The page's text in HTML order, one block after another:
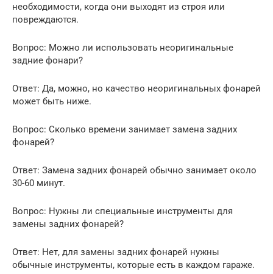
необходимости, когда они выходят из строя или
повреждаются.
Вопрос: Можно ли использовать неоригинальные
задние фонари?
Ответ: Да, можно, но качество неоригинальных фонарей
может быть ниже.
Вопрос: Сколько времени занимает замена задних
фонарей?
Ответ: Замена задних фонарей обычно занимает около
30-60 минут.
Вопрос: Нужны ли специальные инструменты для
замены задних фонарей?
Ответ: Нет, для замены задних фонарей нужны
обычные инструменты, которые есть в каждом гараже.